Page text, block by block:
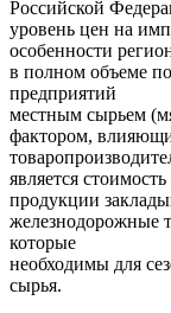
Российской
уровень цен на
особенности
в полном объеме
предприятий
местным сырьем
фактором,
является
продукции
железнодорожные
которые
необходимы для
сырья.